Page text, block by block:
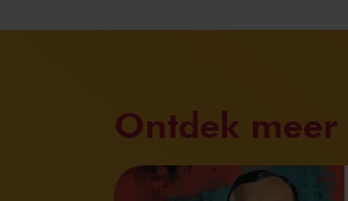
Ontdek meer